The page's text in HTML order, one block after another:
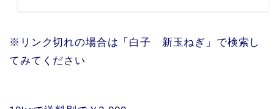
※リンク切れの場合は「白子 新玉ねぎ」で検索し
てみてください